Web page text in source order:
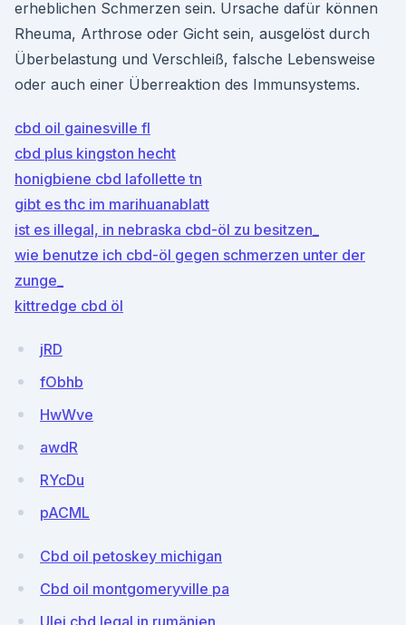
erheblichen Schmerzen sein. Ursache dafür können
Rheuma, Arthrose oder Gicht sein, ausgelöst durch
Überbelastung und Verschleiß, falsche Lebensweise
oder auch einer Überreaktion des Immunsystems.
cbd oil gainesville fl
cbd plus kingston hecht
honigbiene cbd lafollette tn
gibt es thc im marihuanablatt
ist es illegal, in nebraska cbd-öl zu besitzen_
wie benutze ich cbd-öl gegen schmerzen unter der
zunge_
kittredge cbd öl
jRD
fObhb
HwWve
awdR
RYcDu
pACML
Cbd oil petoskey michigan
Cbd oil montgomeryville pa
Ulei cbd legal in rumänien